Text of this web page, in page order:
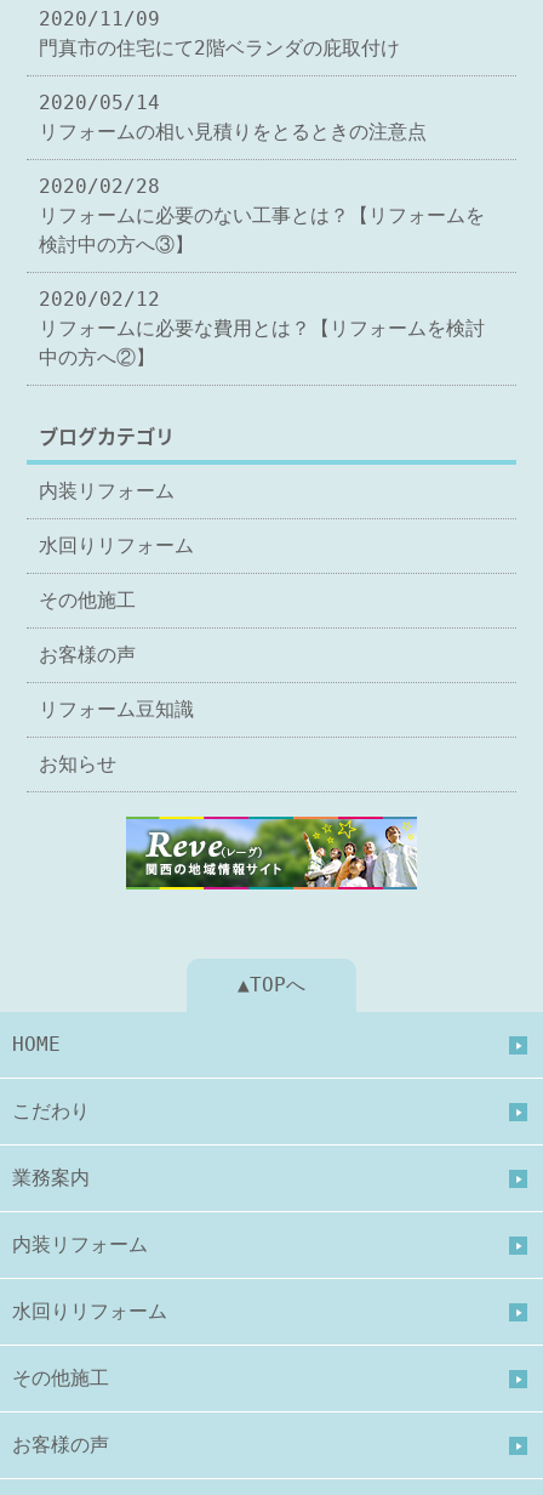
2020/11/09
門真市の住宅にて2階ベランダの庇取付け
2020/05/14
リフォームの相い見積りをとるときの注意点
2020/02/28
リフォームに必要のない工事とは？【リフォームを
検討中の方へ③】
2020/02/12
リフォームに必要な費用とは？【リフォームを検討
中の方へ②】
ブログカテゴリ
内装リフォーム
水回りリフォーム
その他施工
お客様の声
リフォーム豆知識
お知らせ
▲TOPへ
HOME
こだわり
業務案内
内装リフォーム
水回りリフォーム
その他施工
お客様の声